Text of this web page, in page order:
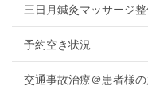
三日月鍼灸マッサージ
予約空き状況
交通事故治療＠患者様